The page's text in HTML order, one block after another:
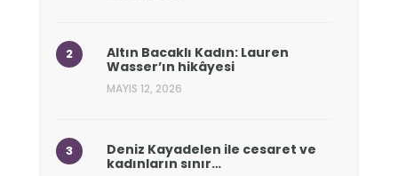
Altın Bacaklı Kadın: Lauren
Wasser’ın hikâyesi
MAYIS 12, 2026
Deniz Kayadelen ile cesaret ve
kadınların sınır…